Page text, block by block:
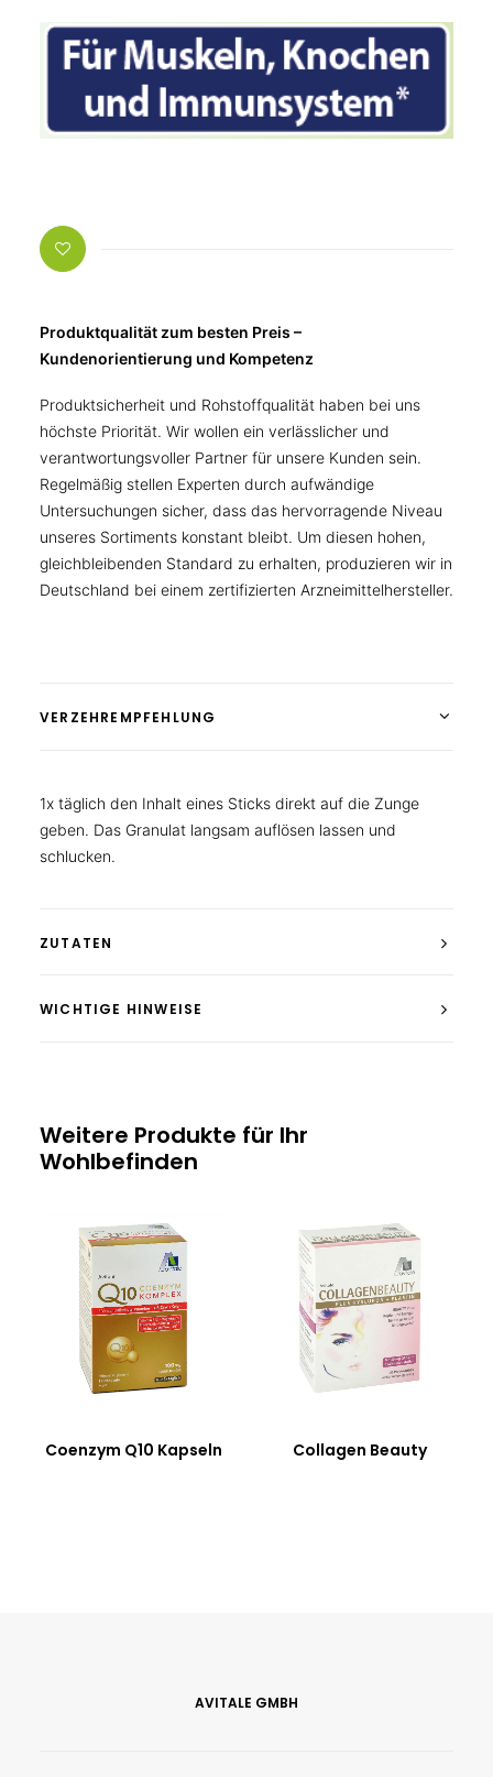
Produktqualität zum besten Preis –
Kundenorientierung und Kompetenz
Produktsicherheit und Rohstoffqualität haben bei uns
höchste Priorität. Wir wollen ein verlässlicher und
verantwortungsvoller Partner für unsere Kunden sein.
Regelmäßig stellen Experten durch aufwändige
Untersuchungen sicher, dass das hervorragende Niveau
unseres Sortiments konstant bleibt. Um diesen hohen,
gleichbleibenden Standard zu erhalten, produzieren wir in
Deutschland bei einem zertifizierten Arzneimittelhersteller.
VERZEHREMPFEHLUNG
1x täglich den Inhalt eines Sticks direkt auf die Zunge
geben. Das Granulat langsam auflösen lassen und
schlucken.
ZUTATEN
WICHTIGE HINWEISE
Weitere Produkte für Ihr
Wohlbefinden
Coenzym Q10 Kapseln Collagen Beauty
AVITALE GMBH